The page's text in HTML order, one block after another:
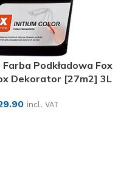
Podkładowa Fox
Dekorator [27m2] 3L
incl. VAT